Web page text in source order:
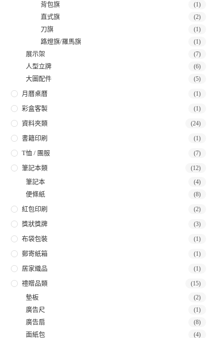
背包旗 (1)
直式旗 (2)
刀旗 (1)
路燈旗/羅馬旗 (1)
展示架 (7)
人型立牌 (6)
大圖配件 (5)
月曆桌曆 (1)
彩盒客製 (1)
資料夾類 (24)
書籍印刷 (1)
T恤 / 團服 (7)
筆記本類 (12)
筆記本 (4)
便條紙 (8)
紅包印刷 (2)
獎狀獎牌 (3)
布袋包裝 (1)
郵寄紙箱 (1)
居家織品 (1)
禮贈品類 (15)
墊板 (2)
廣告尺 (1)
廣告扇 (8)
面紙包 (4)